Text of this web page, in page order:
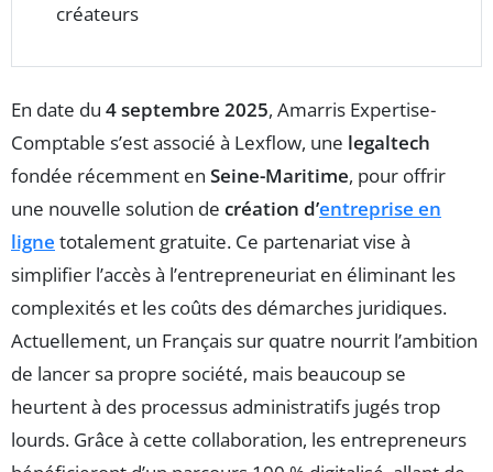
créateurs
En date du 4 septembre 2025, Amarris Expertise-
Comptable s’est associé à Lexflow, une legaltech
fondée récemment en Seine-Maritime, pour offrir
une nouvelle solution de création d’entreprise en
ligne totalement gratuite. Ce partenariat vise à
simplifier l’accès à l’entrepreneuriat en éliminant les
complexités et les coûts des démarches juridiques.
Actuellement, un Français sur quatre nourrit l’ambition
de lancer sa propre société, mais beaucoup se
heurtent à des processus administratifs jugés trop
lourds. Grâce à cette collaboration, les entrepreneurs